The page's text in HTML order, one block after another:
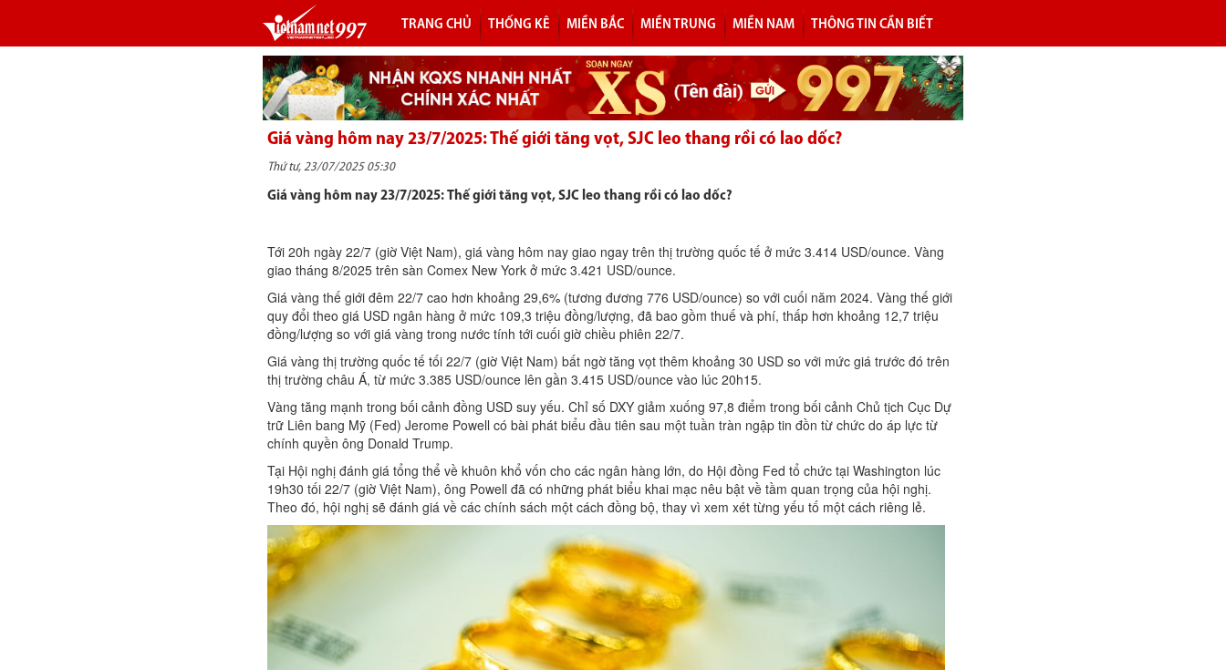
TRANG CHỦ THỐNG KÊ MIỀN BẮC MIỀN TRUNG MIỀN NAM THÔNG TIN CẦN BIẾT
Giá vàng hôm nay 23/7/2025: Thế giới tăng vọt, SJC leo thang rồi có lao dốc?
Thứ tư, 23/07/2025 05:30
Giá vàng hôm nay 23/7/2025: Thế giới tăng vọt, SJC leo thang rồi có lao dốc?
Tới 20h ngày 22/7 (giờ Việt Nam), giá vàng hôm nay giao ngay trên thị trường quốc tế ở mức 3.414 USD/ounce. Vàng
giao tháng 8/2025 trên sàn Comex New York ở mức 3.421 USD/ounce.
Giá vàng thế giới đêm 22/7 cao hơn khoảng 29,6% (tương đương 776 USD/ounce) so với cuối năm 2024. Vàng thế giới
quy đổi theo giá USD ngân hàng ở mức 109,3 triệu đồng/lượng, đã bao gồm thuế và phí, thấp hơn khoảng 12,7 triệu
đồng/lượng so với giá vàng trong nước tính tới cuối giờ chiều phiên 22/7.
Giá vàng thị trường quốc tế tối 22/7 (giờ Việt Nam) bất ngờ tăng vọt thêm khoảng 30 USD so với mức giá trước đó trên
thị trường châu Á, từ mức 3.385 USD/ounce lên gần 3.415 USD/ounce vào lúc 20h15.
Vàng tăng mạnh trong bối cảnh đồng USD suy yếu. Chỉ số DXY giảm xuống 97,8 điểm trong bối cảnh Chủ tịch Cục Dự
trữ Liên bang Mỹ (Fed) Jerome Powell có bài phát biểu đầu tiên sau một tuần tràn ngập tin đồn từ chức do áp lực từ
chính quyền ông Donald Trump.
Tại Hội nghị đánh giá tổng thể về khuôn khổ vốn cho các ngân hàng lớn, do Hội đồng Fed tổ chức tại Washington lúc
19h30 tối 22/7 (giờ Việt Nam), ông Powell đã có những phát biểu khai mạc nêu bật về tầm quan trọng của hội nghị.
Theo đó, hội nghị sẽ đánh giá về các chính sách một cách đồng bộ, thay vì xem xét từng yếu tố một cách riêng lẻ.